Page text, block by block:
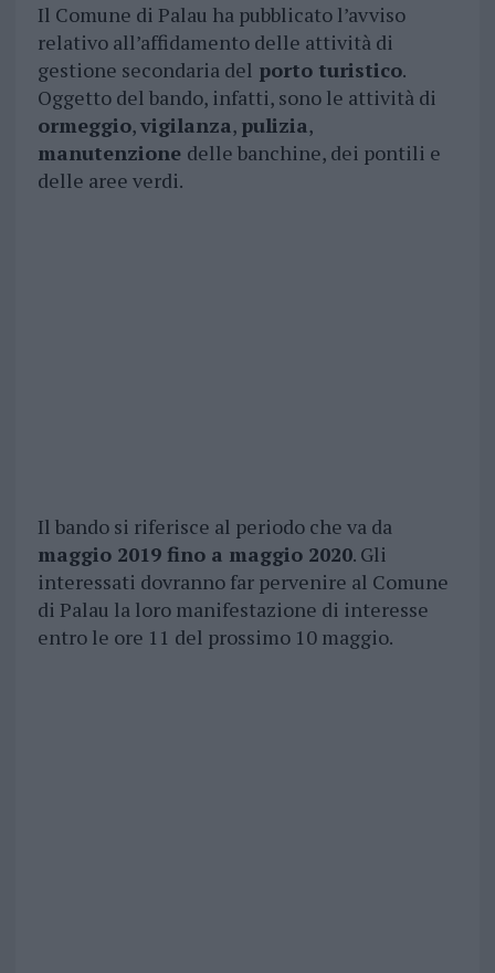
Il Comune di Palau ha pubblicato l’avviso
relativo all’affidamento delle attività di
gestione secondaria del porto turistico.
Oggetto del bando, infatti, sono le attività di
ormeggio,vigilanza, pulizia,
manutenzione delle banchine, dei pontili e
delle aree verdi.
Il bando si riferisce al periodo che va da
maggio 2019 fino a maggio 2020. Gli
interessati dovranno far pervenire al Comune
di Palau la loro manifestazione di interesse
entro le ore 11 del prossimo 10 maggio.